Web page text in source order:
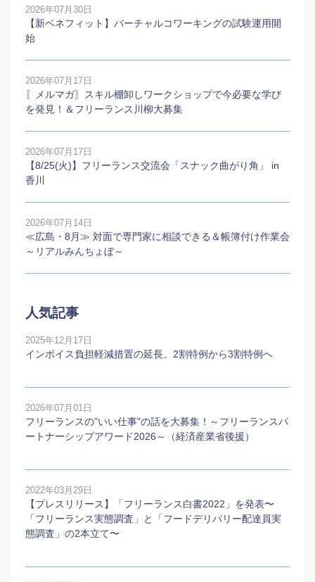
2026年07月30日
【新ベネフィット】バーチャルコワーキングの試験運用開
始
2026年07月17日
〖メルマガ〗スキル棚卸しワークショップで今必要な学び
を発見！＆フリーランス川柳大募集
2026年07月17日
【8/25(火)】フリーランス交流会「スナック曲がり角」 in
香川
2026年07月14日
≪広島・8月≫ 対面で専門家に相談できる＆帳簿付け作業会
～リアルみんちょぼ～
人気記事
2025年12月17日
インボイス負担軽減措置の延長。2割特例から3割特例へ
2026年07月01日
フリーランスの”いい仕事”の話を大募集！～フリーランスパ
ートナーシップアワード2026～（経済産業省後援）
2022年03月29日
【プレスリリース】「フリーランス白書2022」を発表〜
「フリーランス実態調査」と「フードデリバリー配達員実
態調査」の2本⽴て〜